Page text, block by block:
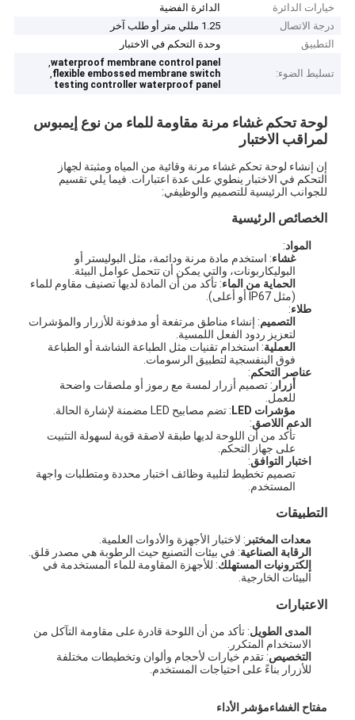
خيارات الدائرة
الدائرة الفضية
درجة الاتصال
1.25 مللي متر أو طلب آخر
التطبيق
وحدة التحكم في الاختبار
تسليط الضوء:
waterproof membrane control panel
,
flexible embossed membrane switch
,
testing controller waterproof panel
لوحة تحكم غشاء مرنة مقاومة للماء من نوع إيمبوس
لمراقب الاختبار
إن إنشاء لوحة تحكم غشاء مرنة وقائية من المياه ومثبتة لجهاز
التحكم في الاختبار ينطوي على عدة اعتبارات. فيما يلي تقسيم
للجوانب الرئيسية للتصميم والوظيفي:
الخصائص الرئيسية
المواد:
غشاء: استخدم مادة مرنة ودائمة، مثل البوليستر أو
البوليكاربونات، والتي يمكن أن تتحمل عوامل البيئة.
الحماية من الماء: تأكد من أن المادة لديها تصنيف مقاوم للماء
(مثل IP67 أو أعلى).
طلاء:
التصميم: إنشاء مناطق مرتفعة أو مدفونة للأزرار والمؤشرات
لتعزيز ردود الفعل اللمسية.
العملية: استخدام تقنيات مثل الطباعة الشاشة أو الطباعة
فوق البنفسجية لتطبيق الرسومات.
عناصر التحكم:
أزرار : تصميم أزرار لمسة مع رموز أو ملصقات واضحة
للعمل.
مؤشرات LED
: تضم مصابيح LED مضمنة لإشارة الحالة.
الدعم اللاصق:
تأكد من أن اللوحة لديها طبقة لاصقة قوية لسهولة التثبيت
على جهاز التحكم.
اختبار التوافق:
تصميم تخطيط لتلبية وظائف اختبار محددة ومتطلبات واجهة
المستخدم.
التطبيقات
معدات المختبر : لاختبار الأجهزة والأدوات العلمية.
الرقابة الصناعية: في بيئات التصنيع حيث الرطوبة هي مصدر قلق.
إلكترونيات المستهلك: للأجهزة المقاومة للماء المستخدمة في
البيئات الخارجية.
الاعتبارات
المدى الطويل: تأكد من أن اللوحة قادرة على مقاومة التآكل من
الاستخدام المتكرر.
التخصيص: تقدم خيارات لأحجام وألوان وتخطيطات مختلفة
للأزرار بناءً على احتياجات المستخدم.
مفتاح الغشاءمؤشر الأداء